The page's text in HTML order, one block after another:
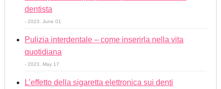
dentista
- 2023. June 01
Pulizia interdentale – come inserirla nella vita
quotidiana
- 2023. May 17
L’effetto della sigaretta elettronica sui denti